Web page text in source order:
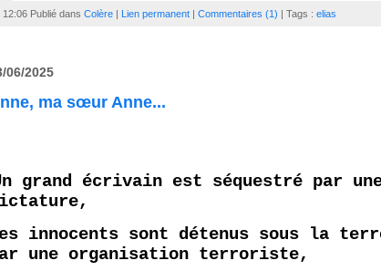
12:06 Publié dans Colère| Lien permanent| Commentaires (1) | Tags : elias
06/2025
ma sœur Anne...
grand écrivain est séquestré par
innocents sont détenus sous la
une organisation terroriste,